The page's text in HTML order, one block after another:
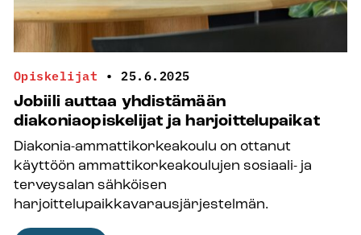
Opiskelijat • 25.6.2025
Jobiili auttaa yhdistämään
diakoniaopiskelijat ja harjoittelupaikat
Diakonia-ammattikorkeakoulu on ottanut
käyttöön ammattikorkeakoulujen sosiaali- ja
terveysalan sähköisen
harjoittelupaikkavarausjärjestelmän.